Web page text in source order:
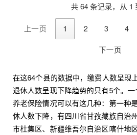
共 64 条记录，从 1
上一页 1 2 3 4
下一页
在这64个县的数据中，缴费人数呈现
退休人数呈现下降趋势的只有5个。
养老保险情况可以有这几种：第一种
休人数下降，有四川省甘孜藏族自治
市杜集区、新疆维吾尔自治区喀什地